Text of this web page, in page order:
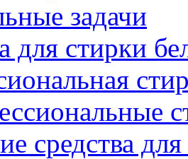
задачи
для стирки
средства